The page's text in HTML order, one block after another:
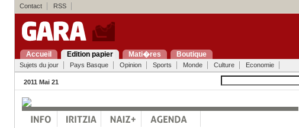
Contact RSS
Accueil Edition papier Mati�res Boutique
Sujets du jour Pays Basque Opinion Sports Monde Culture Economie
2011 Mai 21